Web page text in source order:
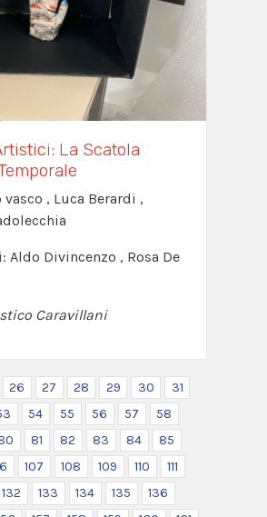
La Scatola
, Luca Berardi ,
Aldo Divincenzo , Rosa De
Caravillani
26 27 28 29 30
31
54 55 56 57
58
81 82 83 84
85
107 108 109 110
111
132 133 134 135
136